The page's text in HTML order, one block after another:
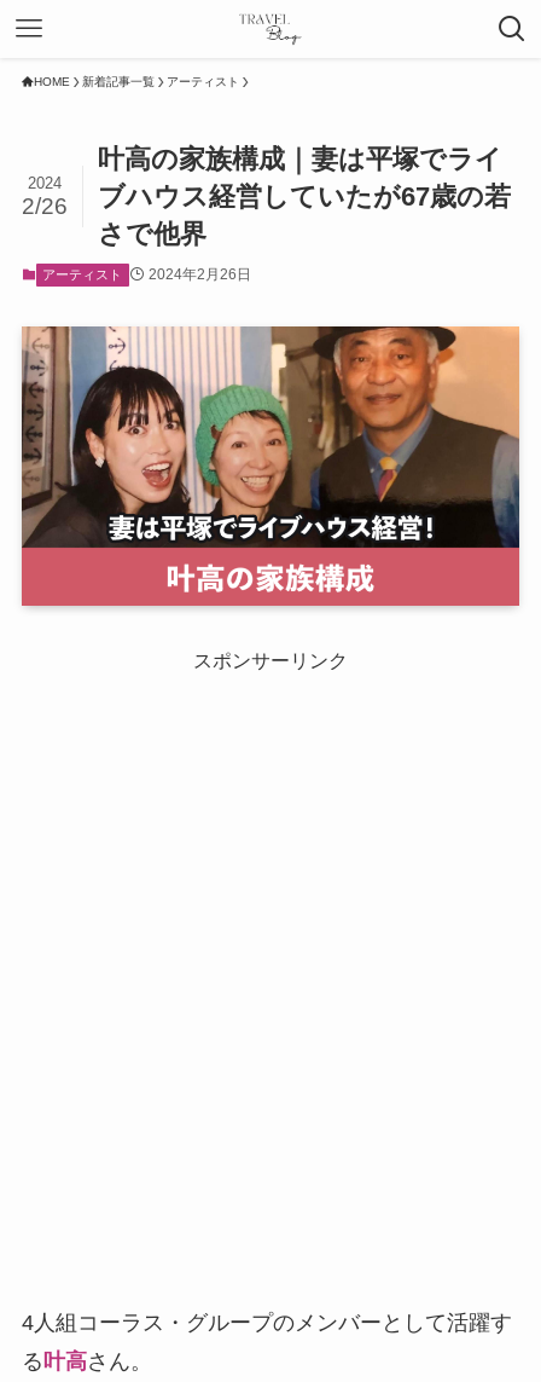
HOME 新着記事一覧 アーティスト
叶高の家族構成｜妻は平塚でライ
ブハウス経営していたが67歳の若
さで他界
2024
2/26
アーティスト 2024年2月26日
スポンサーリンク
4人組コーラス・グループのメンバーとして活躍す
る叶高さん。